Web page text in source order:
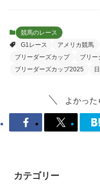
競馬のレース
G1レース
アメリカ競馬
ブリーダーズカップ
ブリー
ブリーダーズカップ2025
よかった
カテゴリー